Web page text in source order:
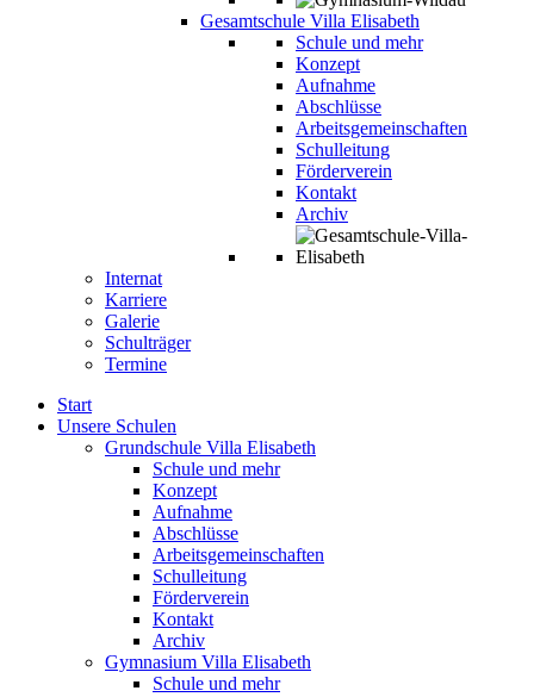
Gesamtschule Villa Elisabeth
Schule und mehr
Konzept
Aufnahme
Abschlüsse
Arbeitsgemeinschaften
Schulleitung
Förderverein
Kontakt
Archiv
Internat
Karriere
Galerie
Schulträger
Termine
Start
Unsere Schulen
Grundschule Villa Elisabeth
Schule und mehr
Konzept
Aufnahme
Abschlüsse
Arbeitsgemeinschaften
Schulleitung
Förderverein
Kontakt
Archiv
Gymnasium Villa Elisabeth
Schule und mehr